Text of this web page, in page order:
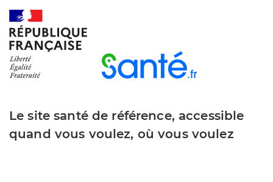
Le site santé de référence, accessible
quand vous voulez, où vous voulez